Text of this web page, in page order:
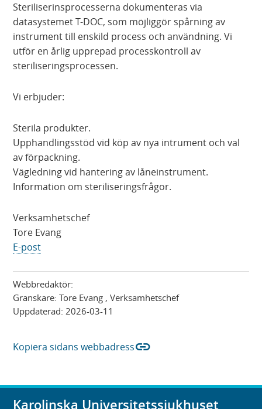
Steriliserinsprocesserna dokumenteras via
datasystemet T-DOC, som möjliggör spårning av
instrument till enskild process och användning. Vi
utför en årlig upprepad processkontroll av
steriliseringsprocessen.
Vi erbjuder:
Sterila produkter.
Upphandlingsstöd vid köp av nya intrument och val
av förpackning.
Vägledning vid hantering av låneinstrument.
Information om steriliseringsfrågor.
Verksamhetschef
Tore Evang
E-post
Webbredaktör:
Granskare:Tore Evang , Verksamhetschef
Uppdaterad: 2026-03-11
Kopiera sidans webbadresslink
Karolinska Universitetssjukhuset